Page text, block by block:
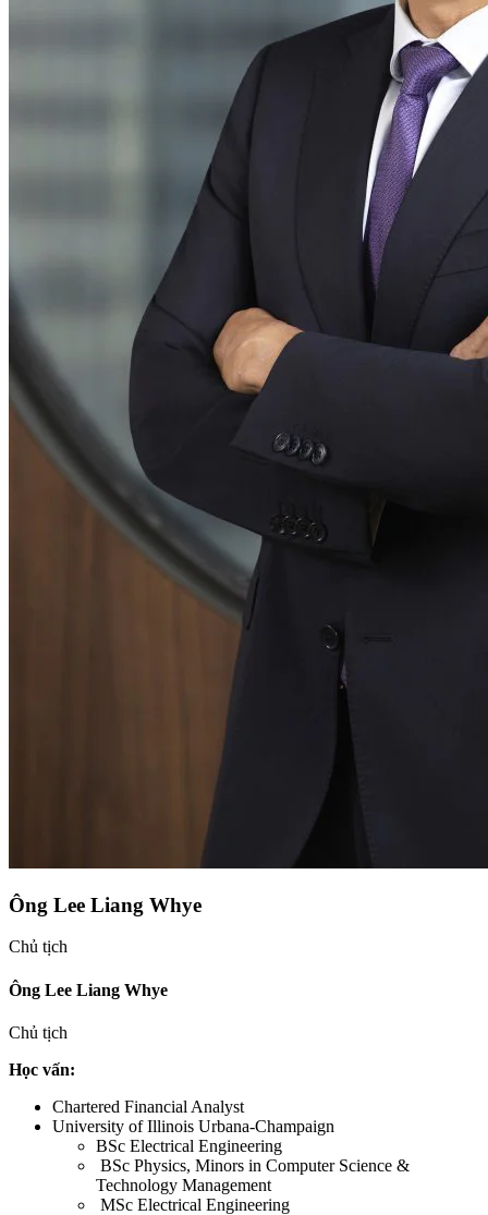
Ông Lee Liang Whye
Chủ tịch
Ông Lee Liang Whye
Chủ tịch
Học vấn:
Chartered Financial Analyst
University of Illinois Urbana-Champaign
BSc Electrical Engineering
BSc Physics, Minors in Computer Science &
Technology Management
MSc Electrical Engineering